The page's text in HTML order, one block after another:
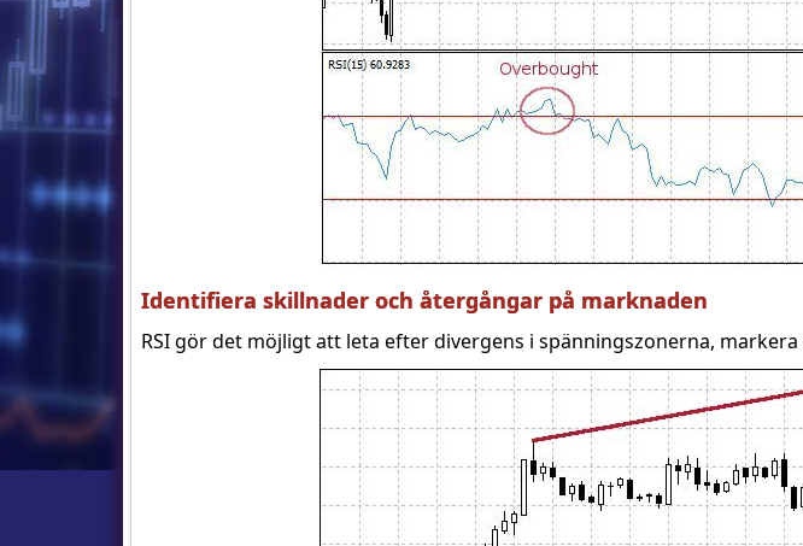
Identifiera skillnader och återgångar på marknaden
RSI gör det möjligt att leta efter divergens i spänningszonerna,